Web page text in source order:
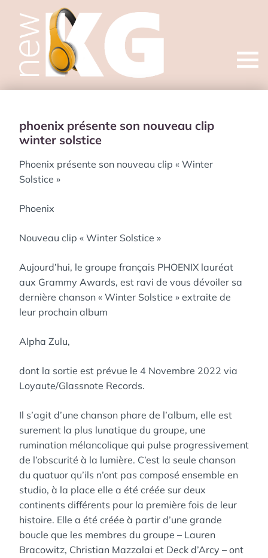
Open
phoenix présente son nouveau clip
winter solstice
Phoenix présente son nouveau clip « Winter
Solstice »
Phoenix
Nouveau clip « Winter Solstice »
Aujourd’hui, le groupe français PHOENIX lauréat
aux Grammy Awards, est ravi de vous dévoiler sa
dernière chanson « Winter Solstice » extraite de
leur prochain album
Alpha Zulu,
dont la sortie est prévue le 4 Novembre 2022 via
Loyaute/Glassnote Records.
Il s’agit d’une chanson phare de l’album, elle est
surement la plus lunatique du groupe, une
rumination mélancolique qui pulse progressivement
de l’obscurité à la lumière. C’est la seule chanson
du quatuor qu’ils n’ont pas composé ensemble en
studio, à la place elle a été créée sur deux
continents différents pour la première fois de leur
histoire. Elle a été créée à partir d’une grande
boucle que les membres du groupe – Lauren
Bracowitz, Christian Mazzalai et Deck d’Arcy – ont